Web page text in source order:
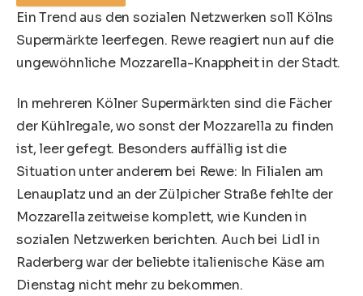
Ein Trend aus den sozialen Netzwerken soll Kölns
Supermärkte leerfegen. Rewe reagiert nun auf die
ungewöhnliche Mozzarella-Knappheit in der Stadt.
In mehreren Kölner Supermärkten sind die Fächer
der Kühlregale, wo sonst der Mozzarella zu finden
ist, leer gefegt. Besonders auffällig ist die
Situation unter anderem bei Rewe: In Filialen am
Lenauplatz und an derZülpicher Straße fehlte der
Mozzarella zeitweise komplett, wie Kunden in
sozialen Netzwerken berichten. Auch bei Lidl in
Raderberg war der beliebte italienische Käse am
Dienstag nicht mehr zu bekommen.